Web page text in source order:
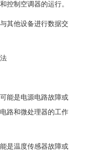
控制空调器的运行。
其他设备进行数据交
能是电源电路故障或
路和微处理器的工作
是温度传感器故障或